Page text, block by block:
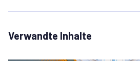
Verwandte Inhalte